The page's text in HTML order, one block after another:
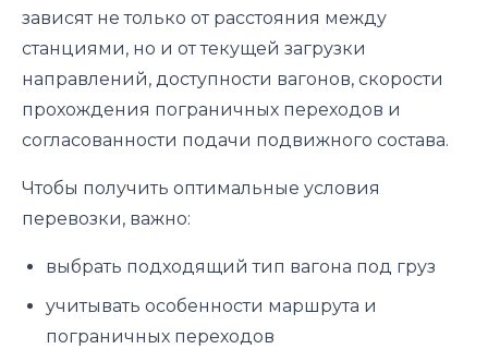
зависят не только от расстояния между
станциями, но и от текущей загрузки
направлений, доступности вагонов, скорости
прохождения пограничных переходов и
согласованности подачи подвижного состава.
Чтобы получить оптимальные условия
перевозки, важно:
выбрать подходящий тип вагона под груз
учитывать особенности маршрута и
пограничных переходов